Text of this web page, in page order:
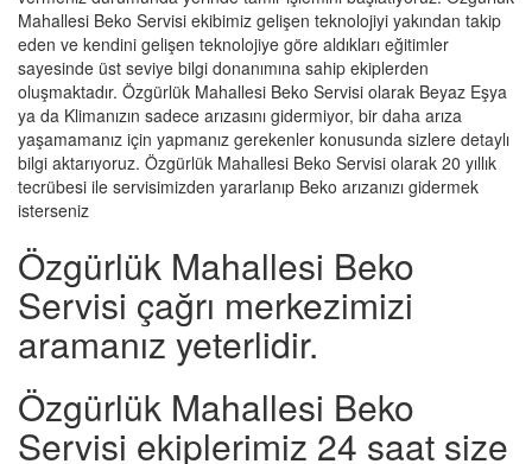
Mahallesi Beko Servisi ekibimiz gelişen teknolojiyi yakından takip
eden ve kendini gelişen teknolojiye göre aldıkları eğitimler
sayesinde üst seviye bilgi donanımına sahip ekiplerden
oluşmaktadır. Özgürlük Mahallesi Beko Servisi olarak Beyaz Eşya
ya da Klimanızın sadece arızasını gidermiyor, bir daha arıza
yaşamamanız için yapmanız gerekenler konusunda sizlere detaylı
bilgi aktarıyoruz. Özgürlük Mahallesi Beko Servisi olarak 20 yıllık
tecrübesi ile servisimizden yararlanıp Beko arızanızı gidermek
isterseniz
Özgürlük Mahallesi Beko
Servisi çağrı merkezimizi
aramanız yeterlidir.
Özgürlük Mahallesi Beko
Servisi ekiplerimiz 24 saat size